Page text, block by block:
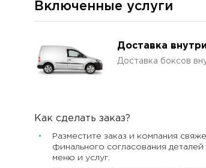
Включенные услуги
Доставка
Доставка боксов
Как сделать заказ?
Разместите заказ и компания
финального согласования
меню и услуг.